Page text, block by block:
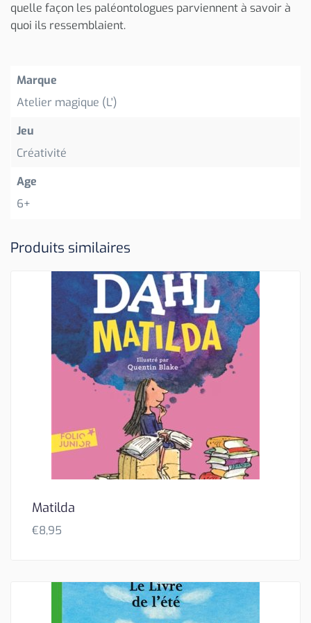
quelle façon les paléontologues parviennent à savoir à
quoi ils ressemblaient.
Marque
Atelier magique (L')
Jeu
Créativité
Age
6+
Produits similaires
Matilda
€8,95